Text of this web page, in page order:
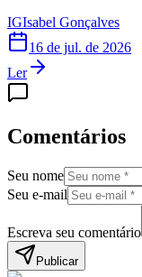
IGIsabel Gonçalves
16 de jul. de 2026
Ler
Comentários
Seu nome
Seu e-mail
Escreva seu comentário
Publicar